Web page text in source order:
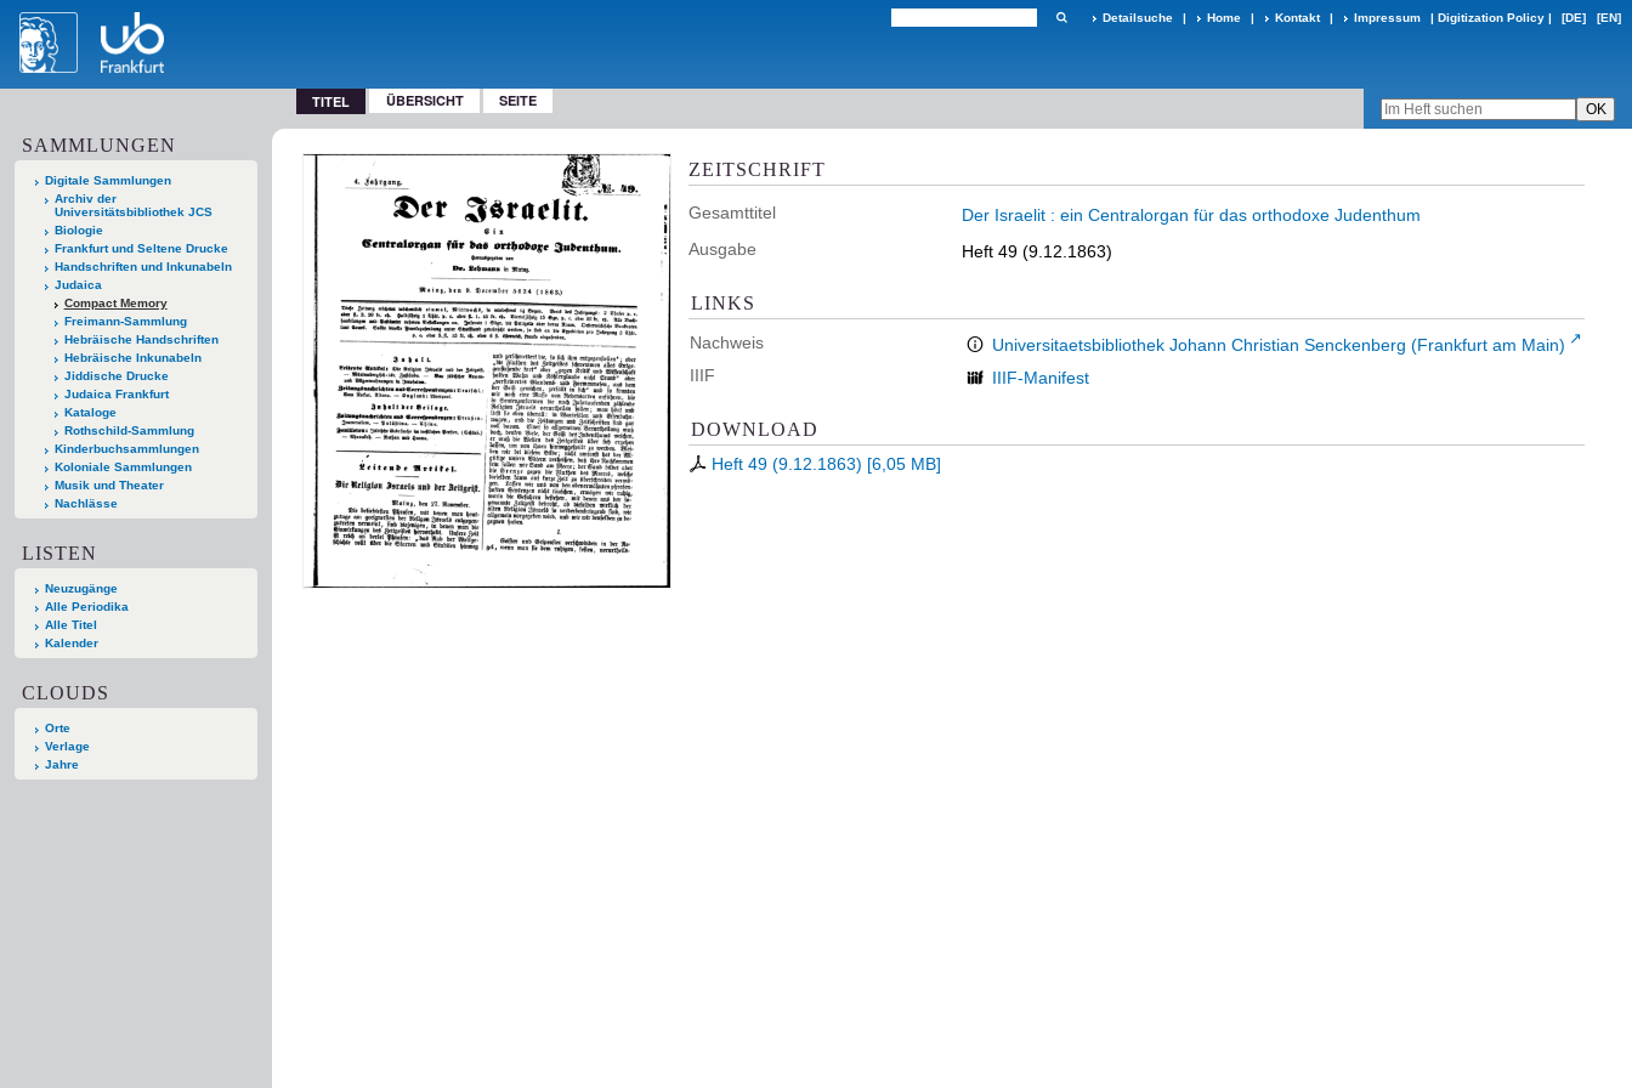
Detailsuche | Home | Kontakt | Impressum | Digitization Policy | [DE] [EN]
TITEL ÜBERSICHT SEITE
SAMMLUNGEN
Digitale Sammlungen
Archiv der
Universitätsbibliothek JCS
Biologie
Frankfurt und Seltene Drucke
Handschriften und Inkunabeln
Judaica
Compact Memory
Freimann-Sammlung
Hebräische Handschriften
Hebräische Inkunabeln
Jiddische Drucke
Judaica Frankfurt
Kataloge
Rothschild-Sammlung
Kinderbuchsammlungen
Koloniale Sammlungen
Musik und Theater
Nachlässe
LISTEN
Neuzugänge
Alle Periodika
Alle Titel
Kalender
CLOUDS
Orte
Verlage
Jahre
ZEITSCHRIFT
Gesamttitel
Der Israelit : ein Centralorgan für das orthodoxe Judenthum
Ausgabe
Heft 49 (9.12.1863)
LINKS
Nachweis
Universitaetsbibliothek Johann Christian Senckenberg (Frankfurt am Main)
IIIF
IIIF-Manifest
DOWNLOAD
Heft 49 (9.12.1863) [6,05 MB]